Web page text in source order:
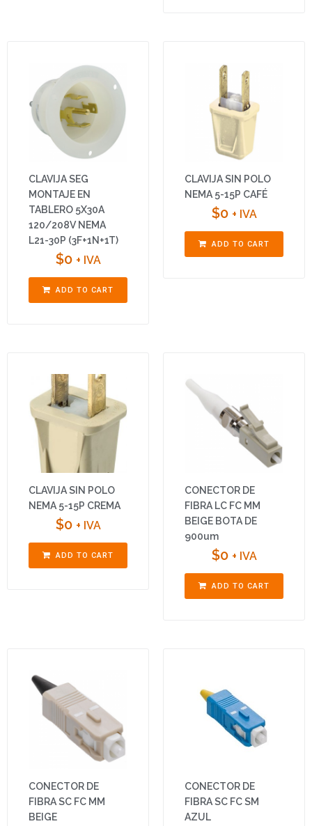
CLAVIJA SEG
MONTAJE EN
TABLERO 5X30A
120/208V NEMA
L21-30P (3F+1N+1T)
$0 + IVA
ADD TO CART
CLAVIJA SIN POLO
NEMA 5-15P CAFÉ
$0 + IVA
ADD TO CART
CLAVIJA SIN POLO
NEMA 5-15P CREMA
$0 + IVA
ADD TO CART
CONECTOR DE
FIBRA LC FC MM
BEIGE BOTA DE
900um
$0 + IVA
ADD TO CART
CONECTOR DE
FIBRA SC FC MM
BEIGE
CONECTOR DE
FIBRA SC FC SM
AZUL